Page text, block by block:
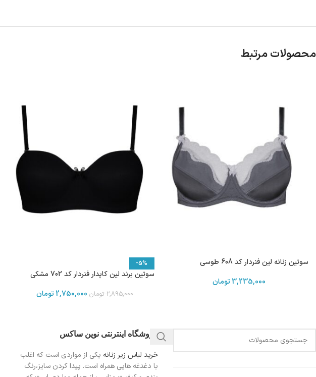
محصولات مرتبط
سوتین زنانه لین فنردار کد 608 طوسی
3,235,000 تومان
-5%
سوتین برند لین کاپدار فنردار کد 702 مشکی
2,895,000 تومان 2,750,000 تومان
فروشگاه اینترنتی نوین ساکس
خرید لباس زیر زنانه یکی از مواردی است که اغلب
با دغدغه هایی همراه است. پیدا کردن سایز،رنگ